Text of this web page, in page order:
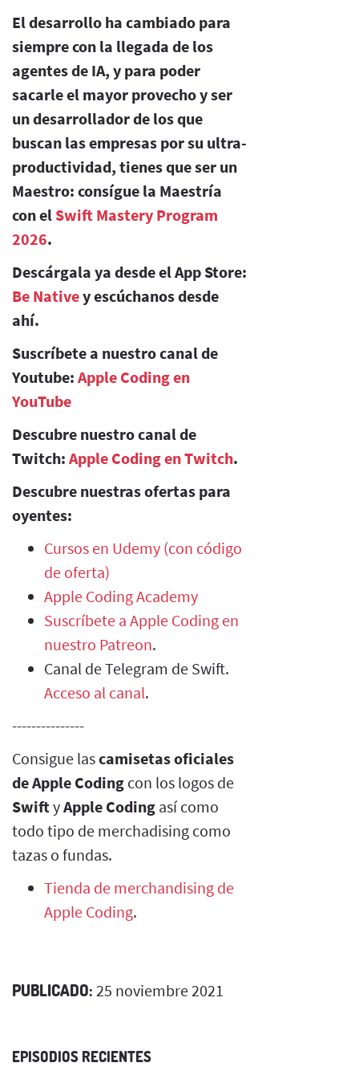
El desarrollo ha cambiado para
siempre con la llegada de los
agentes de IA, y para poder
sacarle el mayor provecho y ser
un desarrollador de los que
buscan las empresas por su ultra-
productividad, tienes que ser un
Maestro: consígue la Maestría
con el Swift Mastery Program
2026.
Descárgala ya desde el App Store:
Be Nativey escúchanos desde
ahí.
Suscríbete a nuestro canal de
Youtube: Apple Coding en
YouTube
Descubre nuestro canal de
Twitch: Apple Coding en Twitch.
Descubre nuestras ofertas para
oyentes:
Cursos en Udemy (con código
de oferta)
Apple Coding Academy
Suscríbete a Apple Coding en
nuestro Patreon.
Canal de Telegram de Swift.
Acceso al canal.
---------------
Consigue lascamisetas oficiales
de Apple Coding con los logos de
SwiftyApple Coding así como
todo tipo de merchadising como
tazas o fundas.
Tienda de merchandising de
Apple Coding.
PUBLICADO: 25 noviembre 2021
EPISODIOS RECIENTES